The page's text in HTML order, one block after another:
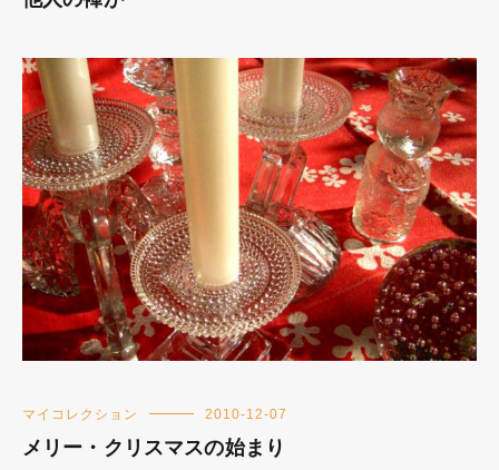
マイコレクション 2010-12-07
メリー・クリスマスの始まり